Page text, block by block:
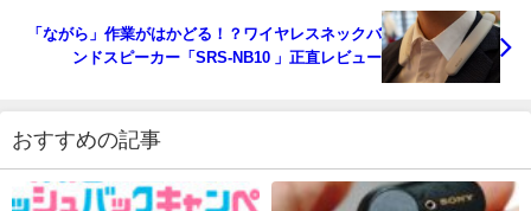
「ながら」作業がはかどる！？ワイヤレスネックバ
ンドスピーカー「SRS-NB10 」正直レビュー
おすすめの記事